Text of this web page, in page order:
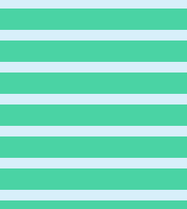
てはならない」という声明文（日本小
操」に物申す
薬、本当に必要ですか？
薬「ゾフルーザ」について
ついて
！
は何者だ？
らないミルクアレルギー
が良くなる
くぼみ
防
と
動
為とは？
に対する救急処置
こと
る魔法のフレーズ
３冊）
NGワード
ついて
ない子どもたち
むと頭が良くなる？
めの必殺アラカルト
効果について
なる日が来る？
クチン
重要性